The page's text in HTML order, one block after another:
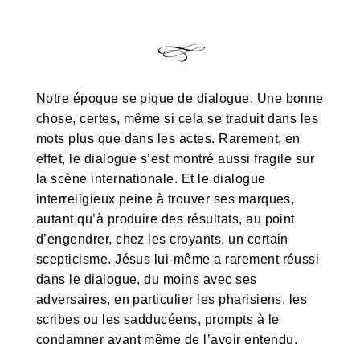
Notre époque se pique de dialogue. Une bonne
chose, certes, même si cela se traduit dans les
mots plus que dans les actes. Rarement, en
effet, le dialogue s’est montré aussi fragile sur
la scène internationale. Et le dialogue
interreligieux peine à trouver ses marques,
autant qu’à produire des résultats, au point
d’engendrer, chez les croyants, un certain
scepticisme. Jésus lui-même a rarement réussi
dans le dialogue, du moins avec ses
adversaires, en particulier les pharisiens, les
scribes ou les sadducéens, prompts à le
condamner avant même de l’avoir entendu.